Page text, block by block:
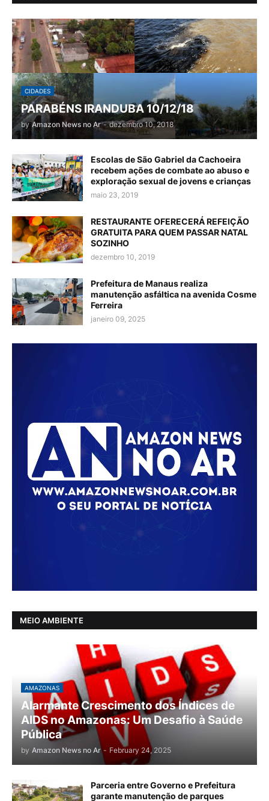
CIDADES
PARABÉNS IRANDUBA 10/12/18
by Amazon News no Ar - dezembro 10, 2018
Escolas de São Gabriel da Cachoeira
recebem ações de combate ao abuso e
exploração sexual de jovens e crianças
maio 23, 2019
RESTAURANTE OFERECERÁ REFEIÇÃO
GRATUITA PARA QUEM PASSAR NATAL
SOZINHO
dezembro 10, 2019
Prefeitura de Manaus realiza
manutenção asfáltica na avenida Cosme
Ferreira
janeiro 09, 2025
MEIO AMBIENTE
AMAZONAS
Alarmante Crescimento dos Índices de
AIDS no Amazonas: Um Desafio à Saúde
Pública
by Amazon News no Ar - February 24, 2025
Parceria entre Governo e Prefeitura
garante manutenção de parques